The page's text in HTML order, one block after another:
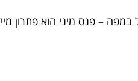
– פנס מיני הוא פתרון